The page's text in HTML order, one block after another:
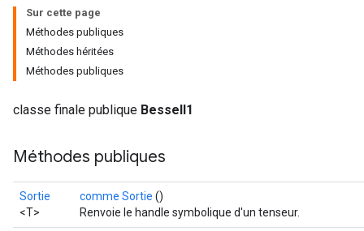
Sur cette page
Méthodes publiques
Méthodes héritées
Méthodes publiques
classe finale publique BesselI1
Méthodes publiques
Sortie
<T>
comme Sortie ()
Renvoie le handle symbolique d'un tenseur.